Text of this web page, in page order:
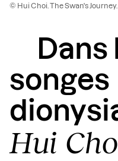
Dans
songes
Hui
© Hui Choi. The Swan's Journey.